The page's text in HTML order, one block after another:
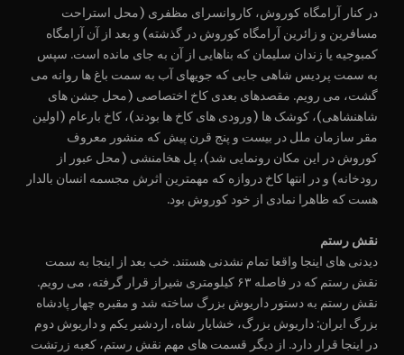
در کنار آرامگاه کوروش، کاروانسرای مظفری (محل استراحت
مسافرین و زائرین آرامگاه کوروش در گذشته) و بعد از آن آرامگاه
کمبوجیه یا زندان سلیمان که بناهایی از آن به جای مانده است. سپس
به سمت پردیس شاهی جایی که جویهای آب به سمت باغ ها روانه می
گشت، می رویم. مقصدهای بعدی کاخ اختصاصی (محل جشن های
شاهنشاهی)، کوشک ها (ورودی های کاخ ها بودند)، کاخ بارعام (اولین
مقر سازمان ملل در بیست و پنج قرن پیش که منشور معروف
کوروش در این مکان رونمایی شد)، پل هخامنشی (محل عبور از
رودخانه) و در انتها کاخ دروازه که مهمترین اثرش مجسمه انسان بالدار
هست که ظاهرا نمادی از خود کوروش بود.
نقش رستم
دیدنی های اینجا واقعا تمام نشدنی هستند. خب بعد از اینجا به سمت
نقش رستم که در فاصله ۶۳ کیلومتری شیراز قرار گرفته، می رویم.
نقش رستم به دستور داریوش بزرگ ساخته شد و مقبره چهار پادشاه
بزرگ ایران: داریوش بزرگ، خشایار شاه، اردشیر یکم و داریوش دوم
در اینجا قرار دارد. از دیگر قسمت های مهم نقش رستم، کعبه زرتشت